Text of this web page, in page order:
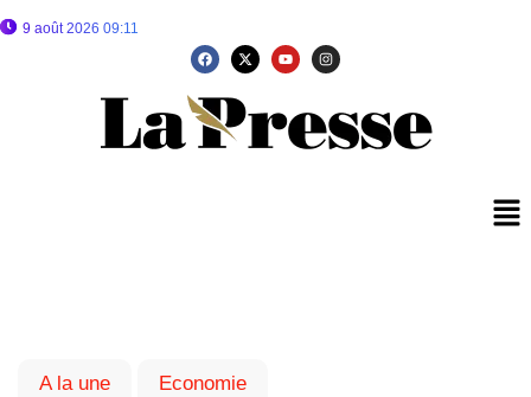
9 août 2026 09:11
A la une Economie